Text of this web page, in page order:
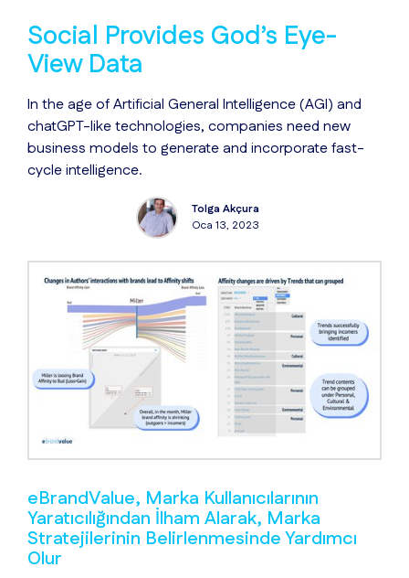
Social Provides God’s Eye-
View Data
In the age of Artificial General Intelligence (AGI) and
chatGPT-like technologies, companies need new
business models to generate and incorporate fast-
cycle intelligence.
Tolga Akçura
Oca 13, 2023
eBrandValue, Marka Kullanıcılarının
Yaratıcılığından İlham Alarak, Marka
Stratejilerinin Belirlenmesinde Yardımcı
Olur